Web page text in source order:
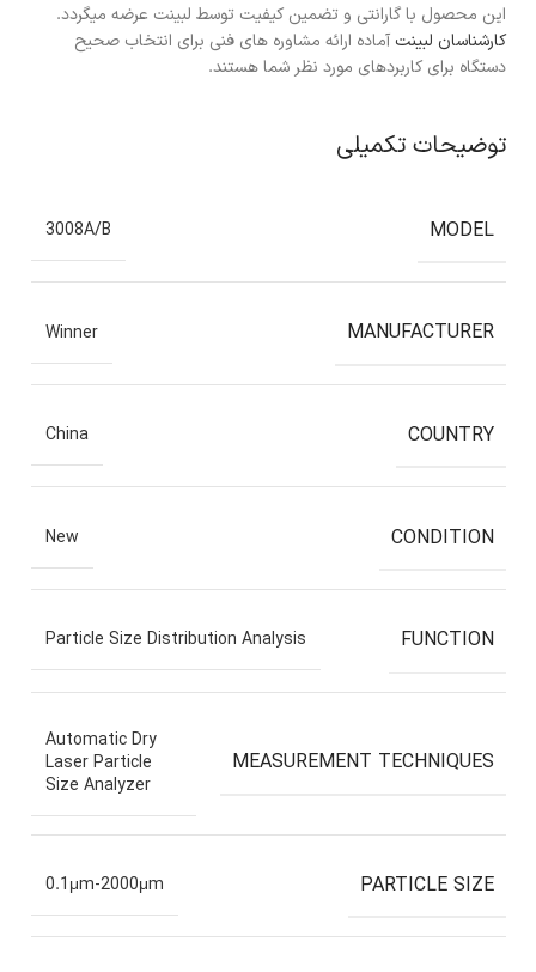
این محصول با گارانتی و تضمین کیفیت توسط لبینت عرضه میگردد.
کارشناسان لبینتآماده ارائه مشاوره های فنی برای انتخاب صحیح
دستگاه برای کاربردهای مورد نظر شما هستند.
توضیحات تکمیلی
MODEL
3008A/B
MANUFACTURER
Winner
COUNTRY
China
CONDITION
New
FUNCTION
Particle Size Distribution Analysis
MEASUREMENT TECHNIQUES
Automatic Dry
Laser Particle
Size Analyzer
PARTICLE SIZE
0.1μm-2000μm